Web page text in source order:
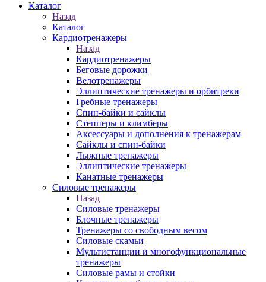
Каталог
Назад
Каталог
Кардиотренажеры
Назад
Кардиотренажеры
Беговые дорожки
Велотренажеры
Эллиптические тренажеры и орбитреки
Гребные тренажеры
Спин-байки и сайклы
Степперы и климберы
Аксессуары и дополнения к тренажерам
Сайклы и спин-байки
Лыжные тренажеры
Эллиптические тренажеры
Канатные тренажеры
Силовые тренажеры
Назад
Силовые тренажеры
Блочные тренажеры
Тренажеры со свободным весом
Силовые скамьи
Мультистанции и многофункциональные
тренажеры
Силовые рамы и стойки